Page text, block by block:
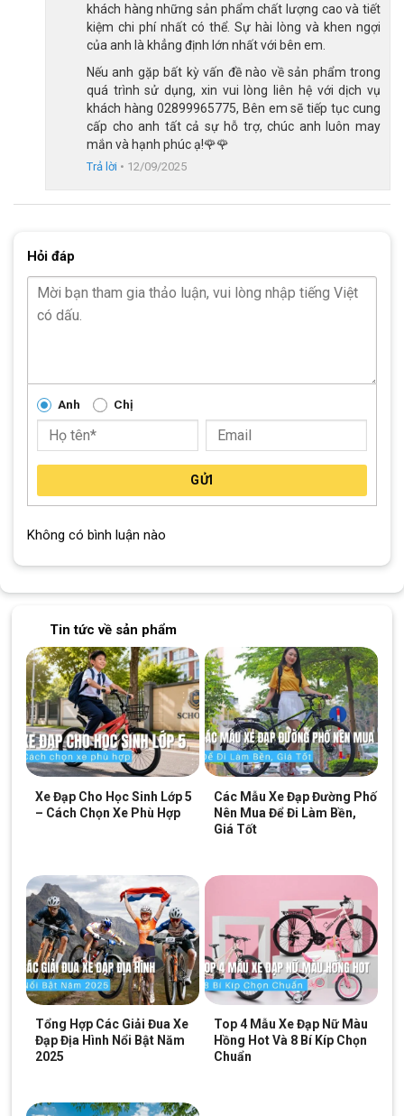
khách hàng những sản phẩm chất lượng cao và tiết
kiệm chi phí nhất có thể. Sự hài lòng và khen ngợi
của anh là khẳng định lớn nhất với bên em.
Nếu anh gặp bất kỳ vấn đề nào về sản phẩm trong
quá trình sử dụng, xin vui lòng liên hệ với dịch vụ
khách hàng 02899965775, Bên em sẽ tiếp tục cung
cấp cho anh tất cả sự hỗ trợ, chúc anh luôn may
mắn và hạnh phúc ạ!🌹🌹
Trả lời • 12/09/2025
Hỏi đáp
Anh Chị
GỬI
Không có bình luận nào
Tin tức về sản phẩm
Xe Đạp Cho Học Sinh Lớp 5
– Cách Chọn Xe Phù Hợp
Các Mẫu Xe Đạp Đường Phố
Nên Mua Để Đi Làm Bền,
Giá Tốt
Tổng Hợp Các Giải Đua Xe
Đạp Địa Hình Nổi Bật Năm
2025
Top 4 Mẫu Xe Đạp Nữ Màu
Hồng Hot Và 8 Bí Kíp Chọn
Chuẩn